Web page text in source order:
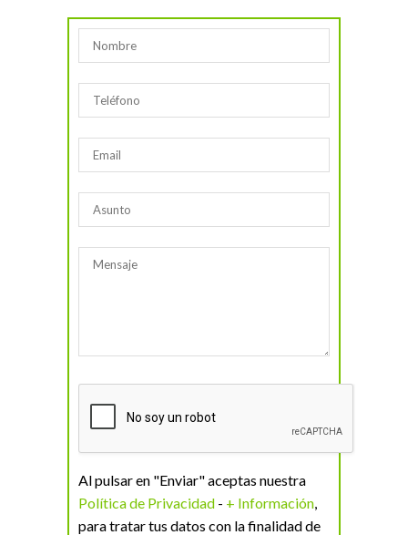
Al pulsar en "Enviar" aceptas nuestra
Política de Privacidad - + Información,
para tratar tus datos con la finalidad de